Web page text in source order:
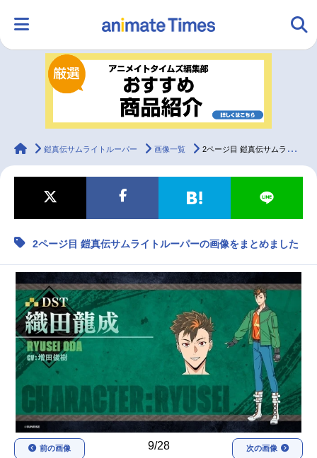
ランキング アニメ
ラジオ グッズ
マンガ・ラノベ ゲーム・アプリ 音楽 コスプレ
配信・Vtuber 無料マンガ
最新記事一覧
アニメ記事一覧 声優記事一覧
アニメ映画一覧 実写化映画一覧
今期アニメ曜日別一覧
春アニメ 夏アニメ
秋アニメ 冬アニメ
animateTimes
鎧真伝サムライトルーパー 画像一覧 2ページ目 鎧真伝サムライトルーパーの画像をまとめました
2ページ目 鎧真伝サムライトルーパーの画像をまとめました
9/28
前の画像 次の画像